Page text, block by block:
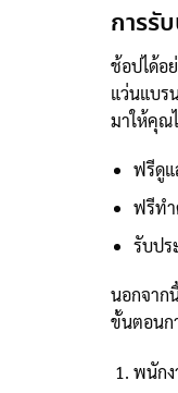
การรั
ช้อปได้อ
แว่นแบร
มาให้คุณ
ฟรีดูแ
ฟรีทำ
รับปร
นอกจาก
ขั้นตอนก
พนักง